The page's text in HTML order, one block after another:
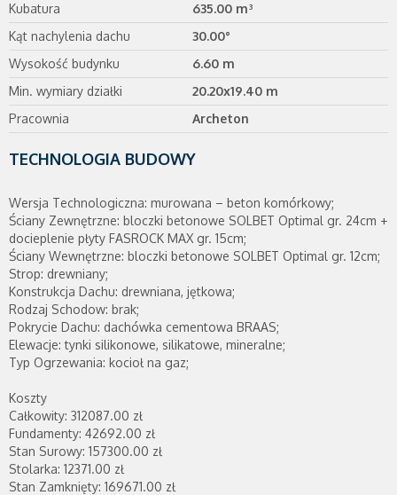
Kubatura
635.00 m³
Kąt nachylenia dachu
30.00°
Wysokość budynku
6.60 m
Min. wymiary działki
20.20x19.40 m
Pracownia
Archeton
TECHNOLOGIA BUDOWY
Wersja Technologiczna: murowana – beton komórkowy;
Ściany Zewnętrzne: bloczki betonowe SOLBET Optimal gr. 24cm +
docieplenie płyty FASROCK MAX gr. 15cm;
Ściany Wewnętrzne: bloczki betonowe SOLBET Optimal gr. 12cm;
Strop: drewniany;
Konstrukcja Dachu: drewniana, jętkowa;
Rodzaj Schodow: brak;
Pokrycie Dachu: dachówka cementowa BRAAS;
Elewacje: tynki silikonowe, silikatowe, mineralne;
Typ Ogrzewania: kocioł na gaz;
Koszty
Całkowity: 312087.00 zł
Fundamenty: 42692.00 zł
Stan Surowy: 157300.00 zł
Stolarka: 12371.00 zł
Stan Zamknięty: 169671.00 zł